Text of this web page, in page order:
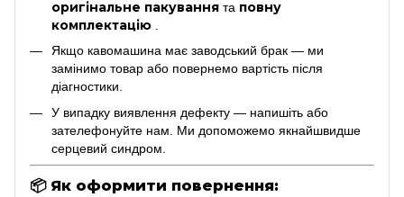
оригінальне пакування та повну
комплектацію
Якщо кавомашина має заводський брак — ми
замінимо товар або повернемо вартість після
діагностики.
У випадку виявлення дефекту — напишіть або
зателефонуйте нам. Ми допоможемо якнайшвидше
серцевий синдром.
📦Як оформити повернення: